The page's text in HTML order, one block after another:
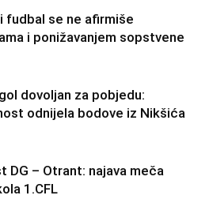
fudbal se ne afirmiše
i ponižavanjem sopstvene
dovoljan za pobjedu:
odnijela bodove iz Nikšića
DG – Otrant: najava meča
1.CFL